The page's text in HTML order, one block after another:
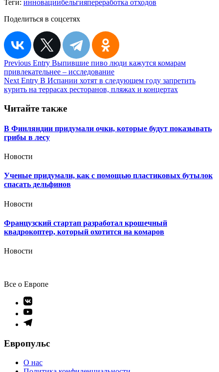
Теги: инновациибельгияпереработка отходов
Поделиться в соцсетях
Навигация
по
записям
Previous Entry Выпившие пиво люди кажутся комарам
привлекательнее – исследование
Next Entry В Испании хотят в следующем году запретить
курить на террасах ресторанов, пляжах и концертах
Читайте также
В Финляндии придумали очки, которые будут показывать
грибы в лесу
Новости
Ученые придумали, как с помощью пластиковых бутылок
спасать дельфинов
Новости
Французский стартап разработал крошечный
квадрокоптер, который охотится на комаров
Новости
Все о Европе
Элемент
меню
Элемент
меню
Элемент
Европульс
О нас